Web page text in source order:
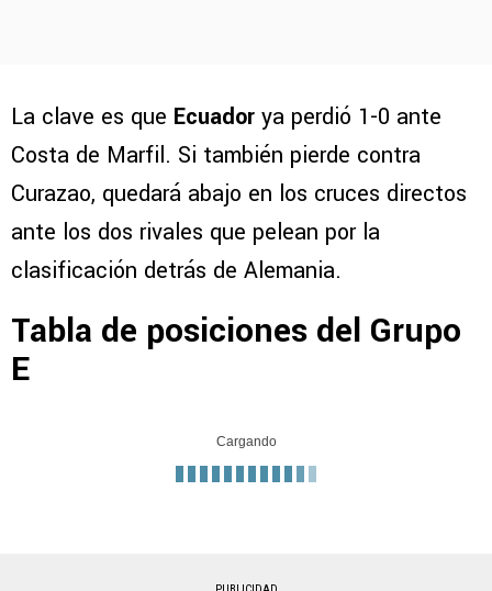
La clave es que Ecuador ya perdió 1-0 ante
Costa de Marfil. Si también pierde contra
Curazao, quedará abajo en los cruces directos
ante los dos rivales que pelean por la
clasificación detrás de Alemania.
Tabla de posiciones del Grupo
E
Cargando